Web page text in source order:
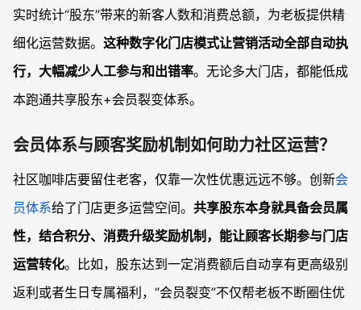
实时统计“股东”带来的新客人数和消费总额，为老板提供精
细化运营数据。 这种数字化门店模式让营销活动全部自动执
行，大幅减少人工参与和出错率。无论多大门店，都能低成
本跑通共享股东+会员裂变体系。
会员体系与顾客奖励机制如何助力社区运营？
社区咖啡店要留住老客，仅靠一次性优惠远远不够。创新会
员体系给了门店更多运营空间。 共享股东本身就具备会员属
性，结合积分、消费升级奖励机制，能让顾客长期参与门店
运营转化。比如，股东达到一定消费额后自动享有更高级别
返利或者生日专属福利，“会员裂变”不仅帮老板不断圈住优